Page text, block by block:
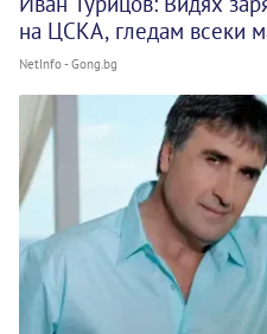
на ЦСКА, гледам всеки
NetInfo - Gong.bg